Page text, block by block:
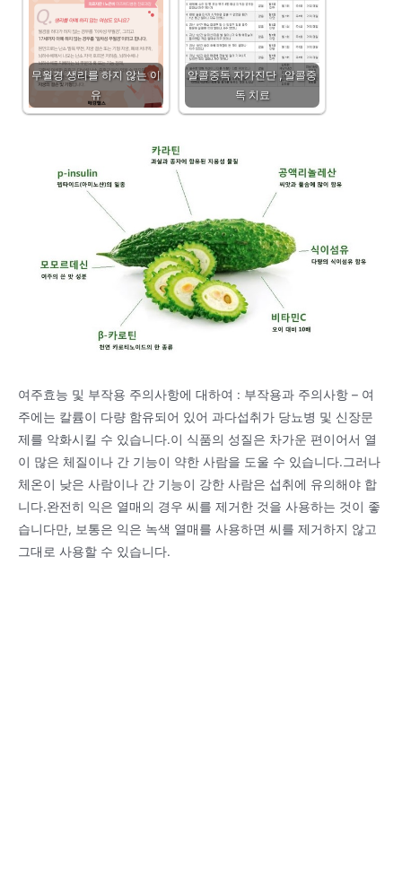
무월경 생리를 하지 않는 이
유
알콜중독 자가진단 , 알콜중
독 치료
여주효능 및 부작용 주의사항에 대하여 : 부작용과 주의사항 – 여
주에는 칼륨이 다량 함유되어 있어 과다섭취가 당뇨병 및 신장문
제를 악화시킬 수 있습니다.이 식품의 성질은 차가운 편이어서 열
이 많은 체질이나 간 기능이 약한 사람을 도울 수 있습니다.그러나
체온이 낮은 사람이나 간 기능이 강한 사람은 섭취에 유의해야 합
니다.완전히 익은 열매의 경우 씨를 제거한 것을 사용하는 것이 좋
습니다만, 보통은 익은 녹색 열매를 사용하면 씨를 제거하지 않고
그대로 사용할 수 있습니다.